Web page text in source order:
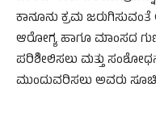
ಕಾನೂನು ಕ್ರಮ
ಆರೋಗ್ಯ ಹಾಗೂ ಮಾಂಸದ
ಪರಿಶೀಲಿಸಲು ಮತ್ತು
ಮುಂದುವರಿಸಲು ಅವರು